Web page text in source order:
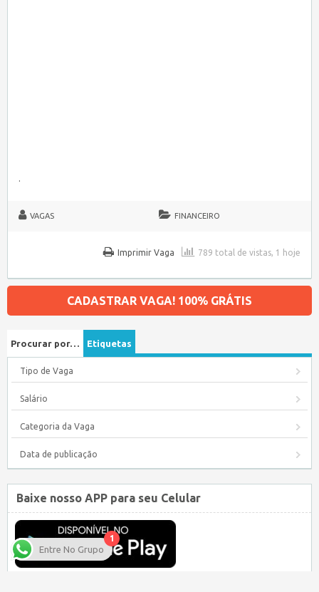
.
VAGAS FINANCEIRO
789 total de vistas, 1 hoje
Imprimir Vaga
CADASTRAR VAGA! 100% GRÁTIS
Procurar por… Etiquetas
Tipo de Vaga
Salário
Categoria da Vaga
Data de publicação
Baixe nosso APP para seu Celular
1
Entre No Grupo